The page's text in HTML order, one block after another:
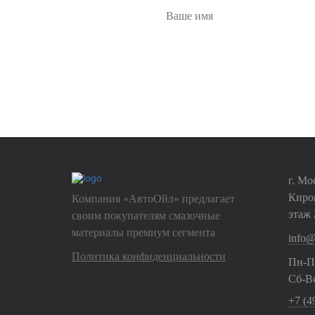
Компания «АвтоОйл» предлагает
своим покупателям смазочные
материалы премиум сегмента
Политика конфиденциальности
г.
этаж
Пн-
Сб-
+7